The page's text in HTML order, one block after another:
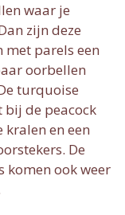
waar je
zijn deze
parels een
oorbellen
turquoise
bij de peacock
kralen en een
De
komen ook weer